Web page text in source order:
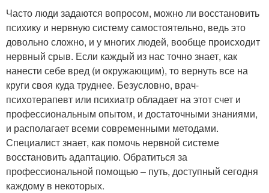
Часто люди задаются вопросом, можно ли восстановить
психику и нервную систему самостоятельно, ведь это
довольно сложно, и у многих людей, вообще происходит
нервный срыв. Если каждый из нас точно знает, как
нанести себе вред (и окружающим), то вернуть все на
круги своя куда труднее. Безусловно, врач-
психотерапевт или психиатр обладает на этот счет и
профессиональным опытом, и достаточными знаниями,
и располагает всеми современными методами.
Специалист знает, как помочь нервной системе
восстановить адаптацию. Обратиться за
профессиональной помощью – путь, доступный сегодня
каждому в некоторых.